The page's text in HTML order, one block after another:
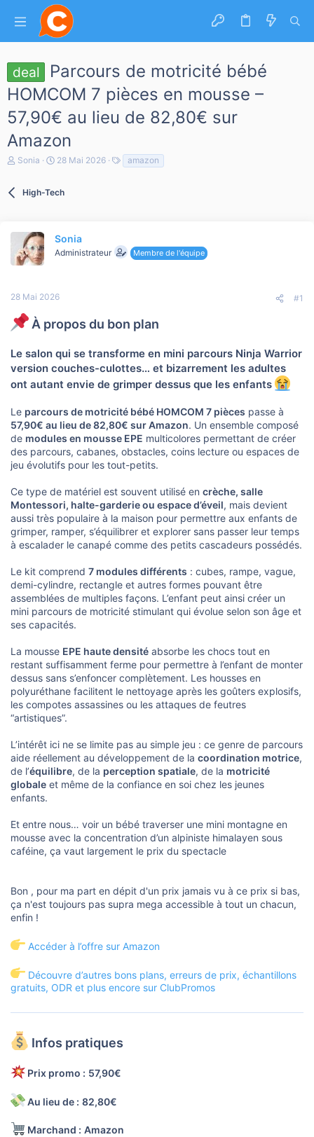
deal
Parcours de motricité bébé
HOMCOM 7 pièces en mousse –
57,90€ au lieu de 82,80€ sur
Amazon
A
l
a
s
u
s
i
o
n
Sonia
D
e
é
b
28 Mai 2026
a
amazon
High-Tech
Sonia
Administrateur Membre de l'équipe
28 Mai 2026 #1
À propos du bon plan
Le salon qui se transforme en mini parcours Ninja Warrior
version couches-culottes… et bizarrement les adultes
ont autant envie de grimper dessus que les enfants
Le parcours de motricité bébé HOMCOM 7 pièces passe à
57,90€ au lieu de 82,80€ sur Amazon. Un ensemble composé
de modules en mousse EPE multicolores permettant de créer
des parcours, cabanes, obstacles, coins lecture ou espaces de
jeu évolutifs pour les tout-petits.
Ce type de matériel est souvent utilisé en crèche, salle
Montessori, halte-garderie ou espace d’éveil, mais devient
aussi très populaire à la maison pour permettre aux enfants de
grimper, ramper, s’équilibrer et explorer sans passer leur temps
à escalader le canapé comme des petits cascadeurs possédés.
Le kit comprend 7 modules différents : cubes, rampe, vague,
demi-cylindre, rectangle et autres formes pouvant être
assemblées de multiples façons. L’enfant peut ainsi créer un
mini parcours de motricité stimulant qui évolue selon son âge et
ses capacités.
La mousse EPE haute densité absorbe les chocs tout en
restant suffisamment ferme pour permettre à l’enfant de monter
dessus sans s’enfoncer complètement. Les housses en
polyuréthane facilitent le nettoyage après les goûters explosifs,
les compotes assassines ou les attaques de feutres
“artistiques”.
L’intérêt ici ne se limite pas au simple jeu : ce genre de parcours
aide réellement au développement de la coordination motrice,
de l’équilibre, de la perception spatiale, de la motricité
globale et même de la confiance en soi chez les jeunes
enfants.
Et entre nous… voir un bébé traverser une mini montagne en
mousse avec la concentration d’un alpiniste himalayen sous
caféine, ça vaut largement le prix du spectacle
Bon , pour ma part en dépit d'un prix jamais vu à ce prix si bas,
ça n'est toujours pas supra mega accessible à tout un chacun,
enfin !
Accéder à l’offre sur Amazon
Découvre d’autres bons plans, erreurs de prix, échantillons
gratuits, ODR et plus encore sur ClubPromos
Infos pratiques
Prix promo : 57,90€
Au lieu de : 82,80€
Marchand : Amazon